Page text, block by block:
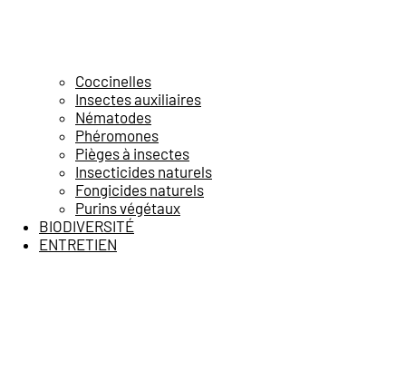
Coccinelles
Insectes auxiliaires
Nématodes
Phéromones
Pièges à insectes
Insecticides naturels
Fongicides naturels
Purins végétaux
BIODIVERSITÉ
ENTRETIEN